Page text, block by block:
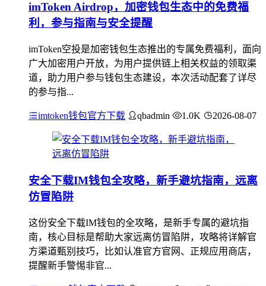
imToken Airdrop，加密钱包生态中的免费福
利，参与指南与安全提醒
imToken空投是加密钱包生态推出的专属免费福利，面向
广大加密用户开放，为用户提供链上相关权益的领取渠
道，助力用户参与钱包生态建设，本次活动配套了详尽
的参与指...
imtoken钱包官方下载 qbadmin 1.0K 2026-08-07
安全下载IM钱包全攻略，新手避坑指南，远离
仿冒陷阱
这份安全下载IM钱包的全攻略，是新手专属的避坑指
南，核心目标是帮助大家远离仿冒陷阱，攻略将详解官
方渠道甄别技巧，比如认准官方官网、正规应用商店，
提醒新手警惕非官...